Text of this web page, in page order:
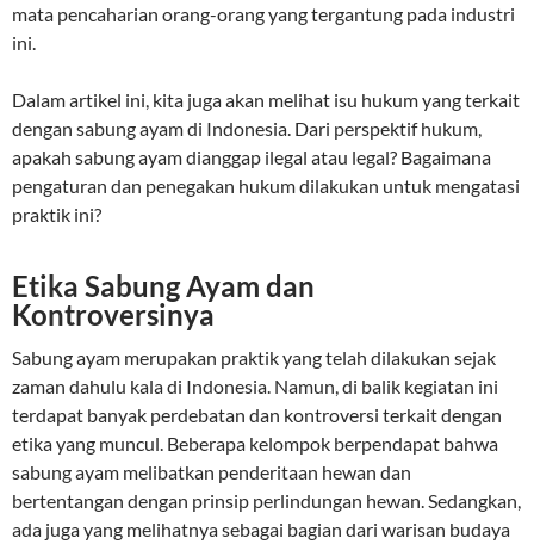
mata pencaharian orang-orang yang tergantung pada industri
ini.
Dalam artikel ini, kita juga akan melihat isu hukum yang terkait
dengan sabung ayam di Indonesia. Dari perspektif hukum,
apakah sabung ayam dianggap ilegal atau legal? Bagaimana
pengaturan dan penegakan hukum dilakukan untuk mengatasi
praktik ini?
Etika Sabung Ayam dan
Kontroversinya
Sabung ayam merupakan praktik yang telah dilakukan sejak
zaman dahulu kala di Indonesia. Namun, di balik kegiatan ini
terdapat banyak perdebatan dan kontroversi terkait dengan
etika yang muncul. Beberapa kelompok berpendapat bahwa
sabung ayam melibatkan penderitaan hewan dan
bertentangan dengan prinsip perlindungan hewan. Sedangkan,
ada juga yang melihatnya sebagai bagian dari warisan budaya